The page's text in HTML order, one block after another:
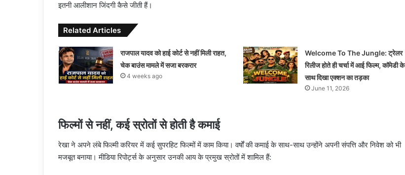
इतनी आलीशान जिंदगी कैसे जीती हैं।
Related Articles
राजपाल यादव को हाई कोर्ट से नहीं मिली राहत,
चेक बाउंस मामले में सजा बरकरार
4 weeks ago
Welcome To The Jungle: ट्रेलर
रिलीज होते ही चर्चा में आई फिल्म, कॉमेडी के
साथ दिखा एक्शन का तड़का
June 11, 2026
फिल्मों से नहीं, कई स्रोतों से होती है कमाई
रेखा ने अपने लंबे फिल्मी करियर में कई सुपरहिट फिल्मों में काम किया। वर्षों की कमाई के साथ-साथ उन्होंने अपनी संपत्ति और निवेश को भी
मजबूत बनाया। मीडिया रिपोर्ट्स के अनुसार उनकी आय के प्रमुख स्रोतों में शामिल हैं: